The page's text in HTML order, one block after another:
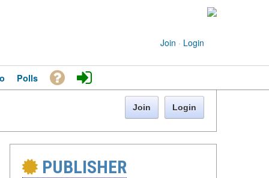
Join · Login
Polls
Join Login
PUBLISHER